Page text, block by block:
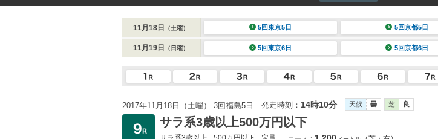
11月18日 （土曜） 5回東京5日 5回京都5日
11月19日 （日曜） 5回東京6日 5回京都6日
2017年11月18日（土曜） 3回福島5日 発走時刻： 14時10分 天候 曇 芝 良
サラ系3歳以上500万円以下